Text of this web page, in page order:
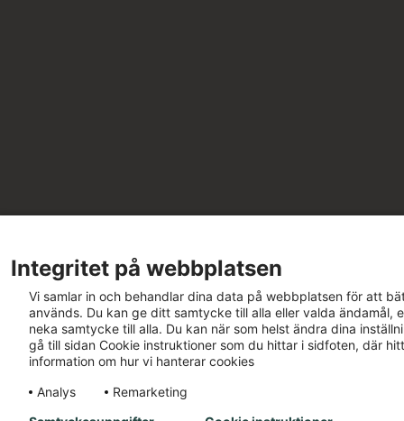
Integritet på webbplatsen
Vi samlar in och behandlar dina data på webbplatsen för att
används. Du kan ge ditt samtycke till alla eller valda ändamål,
neka samtycke till alla. Du kan när som helst ändra dina
gå till sidan Cookie instruktioner som du hittar i sidfoten, där
information om hur vi hanterar cookies
Analys
Remarketing